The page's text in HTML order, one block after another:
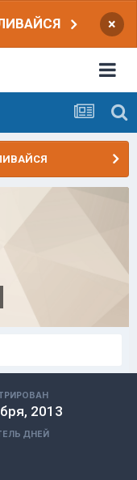
×
2013
ДНЕЙ